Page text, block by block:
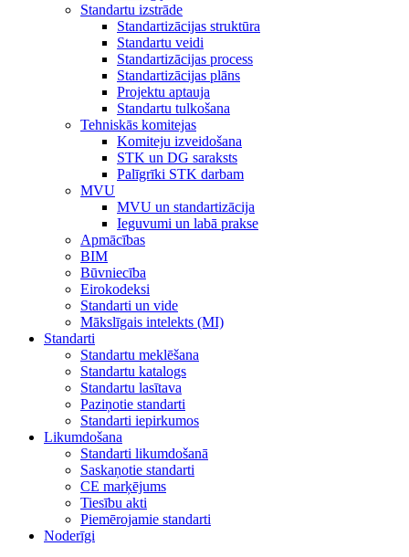
Standartu izstrāde
Standartizācijas struktūra
Standartu veidi
Standartizācijas process
Standartizācijas plāns
Projektu aptauja
Standartu tulkošana
Tehniskās komitejas
Komiteju izveidošana
STK un DG saraksts
Palīgrīki STK darbam
MVU
MVU un standartizācija
Ieguvumi un labā prakse
Apmācības
BIM
Būvniecība
Eirokodeksi
Standarti un vide
Mākslīgais intelekts (MI)
Standarti
Standartu meklēšana
Standartu katalogs
Standartu lasītava
Paziņotie standarti
Standarti iepirkumos
Likumdošana
Standarti likumdošanā
Saskaņotie standarti
CE marķējums
Tiesību akti
Piemērojamie standarti
Noderīgi